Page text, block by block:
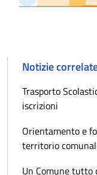
Notizie
Trasporto
iscrizioni
Orientamento e
territorio
Un Comune tutto